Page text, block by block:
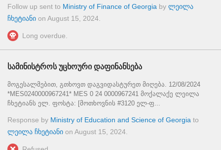
Follow up sent to Ministry of Finance of Georgia by ლეილა
ჩხეტიანი on August 15, 2024
Long overdue.
სამინისტროს უცხოური დაფინანსება
მოგესალმებით, გთხოვთ დაგვიდასტურეთ მიღება. 12/08/2024
*MES0240000967241* MES 0 24 0000967241 მოქალაქე ლეილა
ჩხეტიანს ელ. ფოსტა: [მოთხოვნის #3120 ელ-ფ...
Response by Ministry of Education and Science of Georgia to
ლეილა ჩხეტიანი on August 15, 2024